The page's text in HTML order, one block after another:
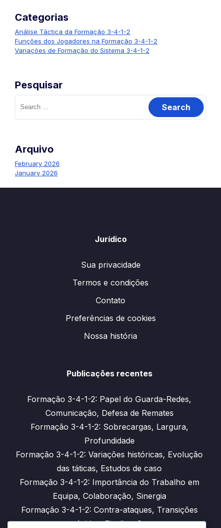
Categorias
Análise Táctica da Formação 3-4-1-2
Funções dos Jogadores na Formação 3-4-1-2
Variações de Formação do Sistema 3-4-1-2
Pesquisar
Search
for:
Arquivo
February 2026
January 2026
Jurídico
Sua privacidade
Termos e condições
Contato
Preferências de cookies
Nossa história
Publicações recentes
Formação 3-4-1-2: Papel do Guarda-Redes,
Comunicação, Defesa de Remates
Formação 3-4-1-2: Sobrecargas, Largura,
Profundidade
Formação 3-4-1-2: Variações históricas, Evolução
das táticas, Estudos de caso
Formação 3-4-1-2: Importância do Trabalho em
Equipa, Colaboração, Sinergia
Formação 3-4-1-2: Contra-ataques, Transições
rápidas, Finalização